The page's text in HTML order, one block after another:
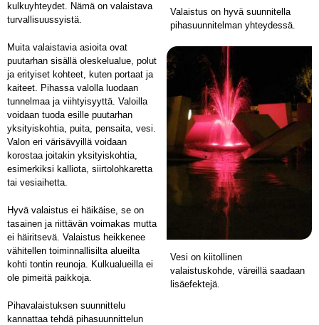
kulkuyhteydet. Nämä on valaistava
turvallisuussyistä.
Muita valaistavia asioita ovat
puutarhan sisällä oleskelualue, polut
ja erityiset kohteet, kuten portaat ja
kaiteet. Pihassa valolla luodaan
tunnelmaa ja viihtyisyyttä. Valoilla
voidaan tuoda esille puutarhan
yksityiskohtia, puita, pensaita, vesi.
Valon eri värisävyillä voidaan
korostaa joitakin yksityiskohtia,
esimerkiksi kalliota, siirtolohkaretta
tai vesiaihetta.
Hyvä valaistus ei häikäise, se on
tasainen ja riittävän voimakas mutta
ei häiritsevä. Valaistus heikkenee
vähitellen toiminnallisilta alueilta
kohti tontin reunoja. Kulkualueilla ei
ole pimeitä paikkoja.
Pihavalaistuksen suunnittelu
kannattaa tehdä pihasuunnittelun
Valaistus on hyvä suunnitella
pihasuunnitelman yhteydessä.
Vesi on kiitollinen
valaistuskohde, väreillä saadaan
lisäefektejä.